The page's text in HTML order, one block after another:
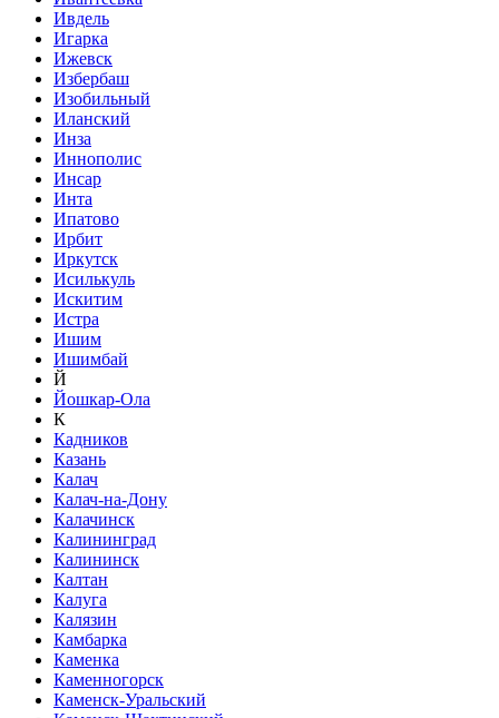
Ивдель
Игарка
Ижевск
Избербаш
Изобильный
Иланский
Инза
Иннополис
Инсар
Инта
Ипатово
Ирбит
Иркутск
Исилькуль
Искитим
Истра
Ишим
Ишимбай
Й
Йошкар-Ола
К
Кадников
Казань
Калач
Калач-на-Дону
Калачинск
Калининград
Калининск
Калтан
Калуга
Калязин
Камбарка
Каменка
Каменногорск
Каменск-Уральский